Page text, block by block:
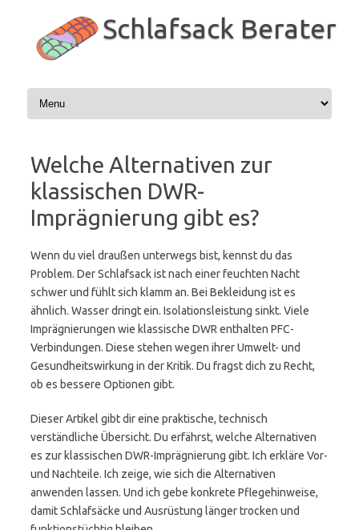
springen
Schlafsack Berater
Welche Alternativen zur
klassischen DWR-
Imprägnierung gibt es?
Wenn du viel draußen unterwegs bist, kennst du das
Problem. Der Schlafsack ist nach einer feuchten Nacht
schwer und fühlt sich klamm an. Bei Bekleidung ist es
ähnlich. Wasser dringt ein. Isolationsleistung sinkt. Viele
Imprägnierungen wie klassische DWR enthalten PFC-
Verbindungen. Diese stehen wegen ihrer Umwelt- und
Gesundheitswirkung in der Kritik. Du fragst dich zu Recht,
ob es bessere Optionen gibt.
Dieser Artikel gibt dir eine praktische, technisch
verständliche Übersicht. Du erfährst, welche Alternativen
es zur klassischen DWR-Imprägnierung gibt. Ich erkläre Vor-
und Nachteile. Ich zeige, wie sich die Alternativen
anwenden lassen. Und ich gebe konkrete Pflegehinweise,
damit Schlafsäcke und Ausrüstung länger trocken und